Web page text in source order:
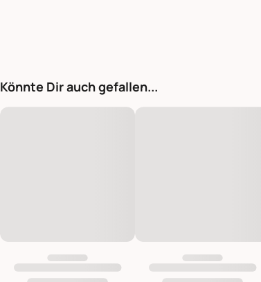
Könnte Dir auch gefallen...